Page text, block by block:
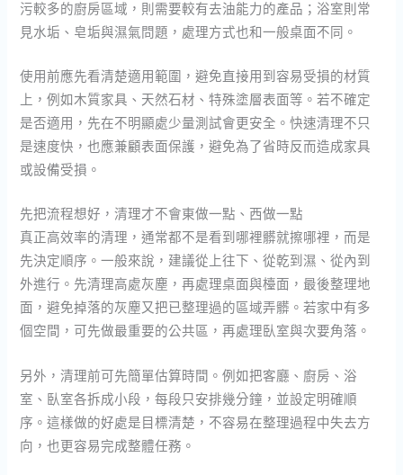
污較多的廚房區域，則需要較有去油能力的產品；浴室則常
見水垢、皂垢與濕氣問題，處理方式也和一般桌面不同。
使用前應先看清楚適用範圍，避免直接用到容易受損的材質
上，例如木質家具、天然石材、特殊塗層表面等。若不確定
是否適用，先在不明顯處少量測試會更安全。快速清理不只
是速度快，也應兼顧表面保護，避免為了省時反而造成家具
或設備受損。
先把流程想好，清理才不會東做一點、西做一點
真正高效率的清理，通常都不是看到哪裡髒就擦哪裡，而是
先決定順序。一般來說，建議從上往下、從乾到濕、從內到
外進行。先清理高處灰塵，再處理桌面與檯面，最後整理地
面，避免掉落的灰塵又把已整理過的區域弄髒。若家中有多
個空間，可先做最重要的公共區，再處理臥室與次要角落。
另外，清理前可先簡單估算時間。例如把客廳、廚房、浴
室、臥室各拆成小段，每段只安排幾分鐘，並設定明確順
序。這樣做的好處是目標清楚，不容易在整理過程中失去方
向，也更容易完成整體任務。